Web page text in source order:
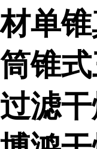
材单
筒锥
过滤